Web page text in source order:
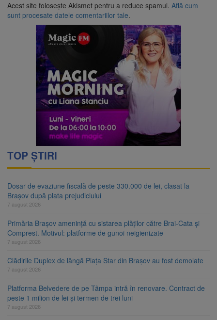
Acest site folosește Akismet pentru a reduce spamul. Află cum
sunt procesate datele comentariilor tale.
TOP ȘTIRI
Dosar de evaziune fiscală de peste 330.000 de lei, clasat la
Brașov după plata prejudiciului
7 august 2026
Primăria Brașov amenință cu sistarea plăților către Brai-Cata și
Comprest. Motivul: platforme de gunoi neigienizate
7 august 2026
Clădirile Duplex de lângă Piața Star din Brașov au fost demolate
7 august 2026
Platforma Belvedere de pe Tâmpa intră în renovare. Contract de
peste 1 milion de lei și termen de trei luni
7 august 2026